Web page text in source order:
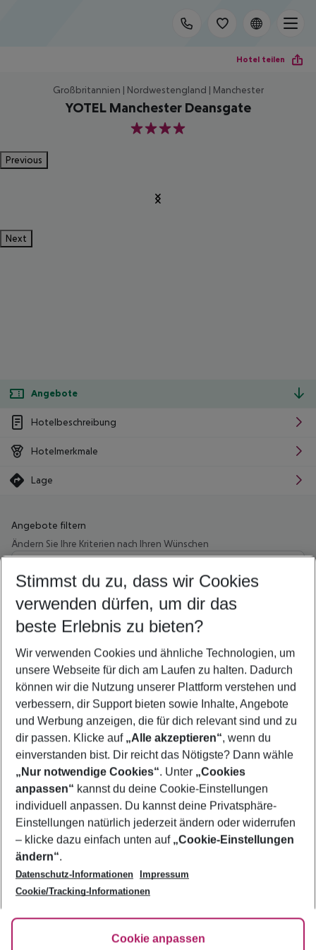
Hotel teilen
Großbritannien | Nordwestengland | Manchester
YOTEL Manchester Deansgate
4
Previous
Next
Angebote
Hotelbeschreibung
Hotelmerkmale
Lage
Angebote filtern
Ändern Sie Ihre Kriterien nach Ihren Wünschen
Wähle deinen Abflughafen
Beliebiger Abflughafen
Wähle deinen Reisezeitraum
5-8 Nächte
2 Erwachsene Keine Kinder
Mehr Filter anzeigen
Footer
Footer navigation
Über uns
AGB
Bestpreisgarantie
Cookie-Einstellungen ändern
Cookie-Richtlinie
Agenturbetreuung
Barrierefreies Reisen
FAQ
HanseMerkur Reiseversicherung
Folge uns
Stimmst du zu, dass wir Cookies
verwenden dürfen, um dir das
beste Erlebnis zu bieten?
Wir verwenden Cookies und ähnliche Technologien, um
unsere Webseite für dich am Laufen zu halten. Dadurch
können wir die Nutzung unserer Plattform verstehen und
verbessern, dir Support bieten sowie Inhalte, Angebote
und Werbung anzeigen, die für dich relevant sind und zu
dir passen. Klicke auf „Alle akzeptieren“, wenn du
einverstanden bist. Dir reicht das Nötigste? Dann wähle
„Nur notwendige Cookies“. Unter „Cookies
anpassen“ kannst du deine Cookie-Einstellungen
individuell anpassen. Du kannst deine Privatsphäre-
Einstellungen natürlich jederzeit ändern oder widerrufen
– klicke dazu einfach unten auf „Cookie-Einstellungen
ändern“.
Datenschutz-Informationen
Impressum
Cookie/Tracking-Informationen
Cookie anpassen